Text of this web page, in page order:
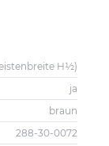
H½)
ja
braun
288-30-0072